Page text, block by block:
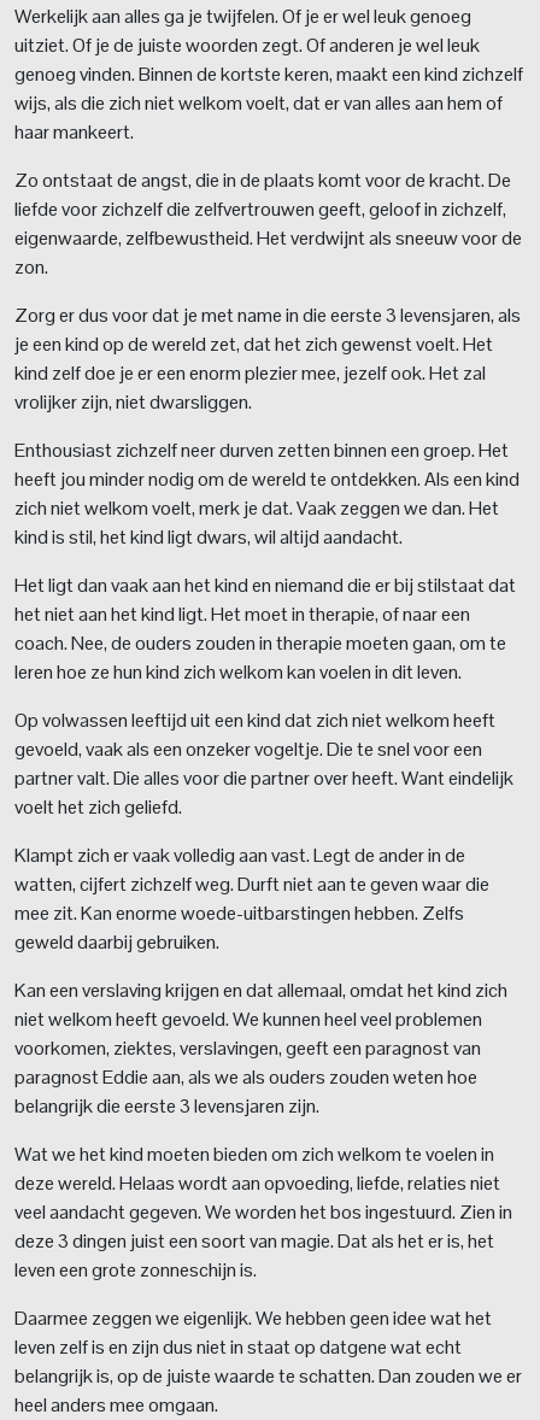
Werkelijk aan alles ga je twijfelen. Of je er wel leuk genoeg
uitziet. Of je de juiste woorden zegt. Of anderen je wel leuk
genoeg vinden. Binnen de kortste keren, maakt een kind zichzelf
wijs, als die zich niet welkom voelt, dat er van alles aan hem of
haar mankeert.
Zo ontstaat de angst, die in de plaats komt voor de kracht. De
liefde voor zichzelf die zelfvertrouwen geeft, geloof in zichzelf,
eigenwaarde, zelfbewustheid. Het verdwijnt als sneeuw voor de
zon.
Zorg er dus voor dat je met name in die eerste 3 levensjaren, als
je een kind op de wereld zet, dat het zich gewenst voelt. Het
kind zelf doe je er een enorm plezier mee, jezelf ook. Het zal
vrolijker zijn, niet dwarsliggen.
Enthousiast zichzelf neer durven zetten binnen een groep. Het
heeft jou minder nodig om de wereld te ontdekken. Als een kind
zich niet welkom voelt, merk je dat. Vaak zeggen we dan. Het
kind is stil, het kind ligt dwars, wil altijd aandacht.
Het ligt dan vaak aan het kind en niemand die er bij stilstaat dat
het niet aan het kind ligt. Het moet in therapie, of naar een
coach. Nee, de ouders zouden in therapie moeten gaan, om te
leren hoe ze hun kind zich welkom kan voelen in dit leven.
Op volwassen leeftijd uit een kind dat zich niet welkom heeft
gevoeld, vaak als een onzeker vogeltje. Die te snel voor een
partner valt. Die alles voor die partner over heeft. Want eindelijk
voelt het zich geliefd.
Klampt zich er vaak volledig aan vast. Legt de ander in de
watten, cijfert zichzelf weg. Durft niet aan te geven waar die
mee zit. Kan enorme woede-uitbarstingen hebben. Zelfs
geweld daarbij gebruiken.
Kan een verslaving krijgen en dat allemaal, omdat het kind zich
niet welkom heeft gevoeld. We kunnen heel veel problemen
voorkomen, ziektes, verslavingen, geeft een paragnost van
paragnost Eddie aan, als we als ouders zouden weten hoe
belangrijk die eerste 3 levensjaren zijn.
Wat we het kind moeten bieden om zich welkom te voelen in
deze wereld. Helaas wordt aan opvoeding, liefde, relaties niet
veel aandacht gegeven. We worden het bos ingestuurd. Zien in
deze 3 dingen juist een soort van magie. Dat als het er is, het
leven een grote zonneschijn is.
Daarmee zeggen we eigenlijk. We hebben geen idee wat het
leven zelf is en zijn dus niet in staat op datgene wat echt
belangrijk is, op de juiste waarde te schatten. Dan zouden we er
heel anders mee omgaan.